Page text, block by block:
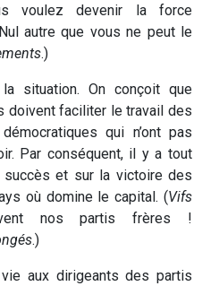
voulez devenir la force
autre que vous ne peut le
.)
situation. On conçoit que
doivent faciliter le travail des
qui n’ont pas
Par conséquent, il y a tout
et sur la victoire des
où domine le capital. (Vifs
nos partis frères !
.)
aux dirigeants des partis